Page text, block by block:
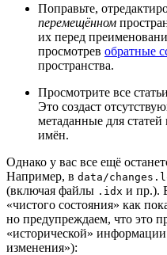
Поправьте,
перемещённом
их перед
просмотрев обратные
пространства.
Просмотрите все
Это создаст
метаданные для
имён.
Однако у вас все ещё
Например, в data/
(включая файлы .idx и пр.).
«чистого состояния» как
но предупреждаем, что это
«исторической»
изменения»):